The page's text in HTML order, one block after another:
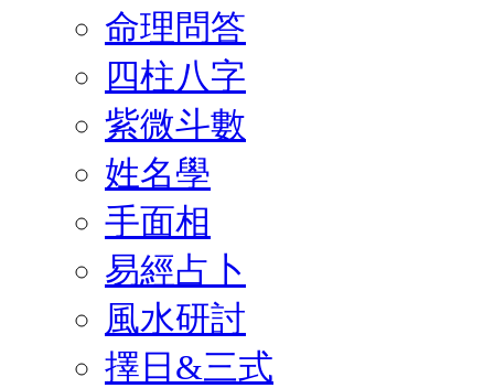
命理問答
四柱八字
紫微斗數
姓名學
手面相
易經占卜
風水研討
擇日&三式